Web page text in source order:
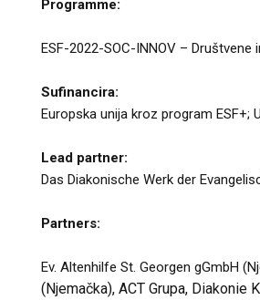
Programme:
ESF-2022-SOC-INNOV –
Sufinancira:
Europska unija kroz program ESF+;
Lead partner:
Das Diakonische Werk der
Partners:
Ev. Altenhilfe St. Georgen gGmbH
(Njemačka), ACT Grupa, Diakonie